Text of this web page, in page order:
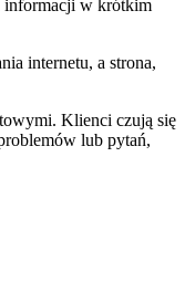
informacji w krótkim
internetu, a strona,
Klienci czują się
lub pytań,